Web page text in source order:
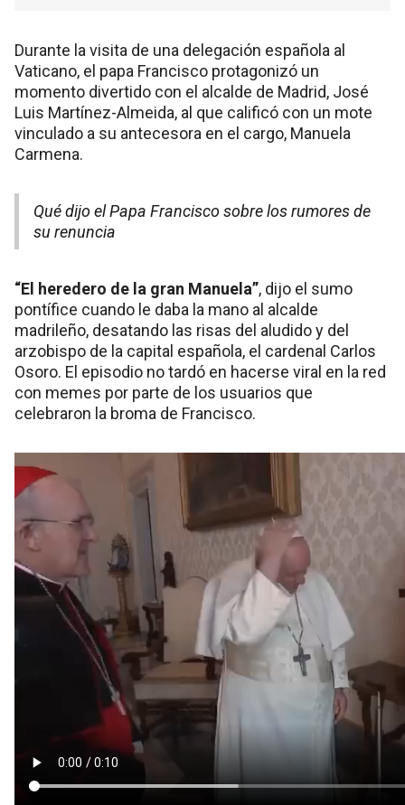
Durante la visita de una delegación española al
Vaticano, el papa Francisco protagonizó un
momento divertido con el alcalde de Madrid, José
Luis Martínez-Almeida, al que calificó con un mote
vinculado a su antecesora en el cargo, Manuela
Carmena.
Qué dijo el Papa Francisco sobre los rumores de
su renuncia
“El heredero de la gran Manuela”, dijo el sumo
pontífice cuando le daba la mano al alcalde
madrileño, desatando las risas del aludido y del
arzobispo de la capital española, el cardenal Carlos
Osoro. El episodio no tardó en hacerse viral en la red
con memes por parte de los usuarios que
celebraron la broma de Francisco.